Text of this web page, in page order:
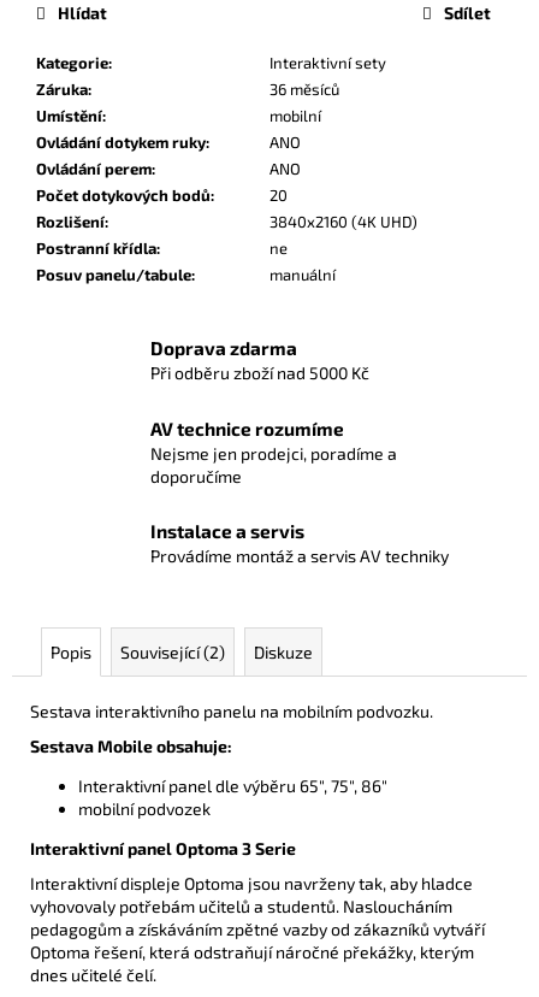
Kategorie:
Interaktivní sety
Záruka:
36 měsíců
Umístění:
mobilní
Ovládání dotykem ruky:
ANO
Ovládání perem:
ANO
Počet dotykových bodů:
20
Rozlišení:
3840x2160 (4K UHD)
Postranní křídla:
ne
Posuv panelu/tabule: manuální
Hlídat Sdílet
Doprava zdarma
Při odběru zboží nad 5000 Kč
AV technice rozumíme
Nejsme jen prodejci, poradíme a
doporučíme
Instalace a servis
Provádíme montáž a servis AV techniky
Popis Související (2) Diskuze
Sestava interaktivního panelu na mobilním podvozku.
Sestava Mobile obsahuje:
Interaktivní panel dle výběru 65", 75", 86"
mobilní podvozek
Interaktivní panel Optoma 3 Serie
Interaktivní displeje Optoma jsou navrženy tak, aby hladce
vyhovovaly potřebám učitelů a studentů. Nasloucháním
pedagogům a získáváním zpětné vazby od zákazníků vytváří
Optoma řešení, která odstraňují náročné překážky, kterým
dnes učitelé čelí.